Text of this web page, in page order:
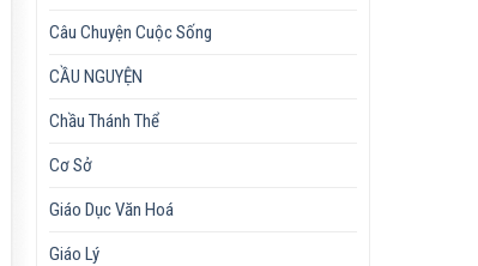
Câu Chuyện Cuộc Sống
CẦU NGUYỆN
Chầu Thánh Thể
Cơ Sở
Giáo Dục Văn Hoá
Giáo Lý